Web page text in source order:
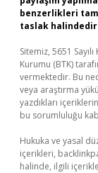
benzerlikleri
taslak
Sitemiz, 5651
Kurumu (BTK)
vermektedir. Bu
veya araştırma
yazdıkları
bu sorumluluğu
Hukuka ve yasal
içerikleri,
halinde, ilgili